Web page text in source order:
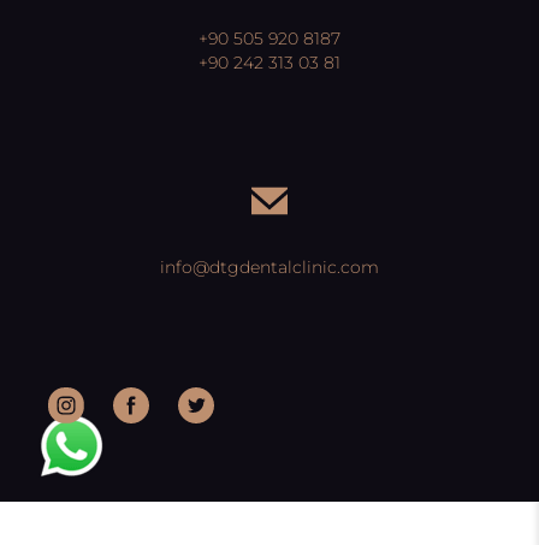
+90 505 920 8187
+90 242 313 03 81
info@dtgdentalclinic.com